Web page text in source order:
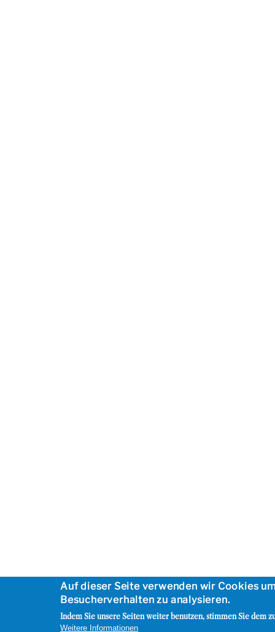
Auf dieser Seite verwenden wir Cookies
Besucherverhalten zu analysieren.
Indem Sie unsere Seiten weiter benutzen, stimmen Sie dem
Weitere Informationen